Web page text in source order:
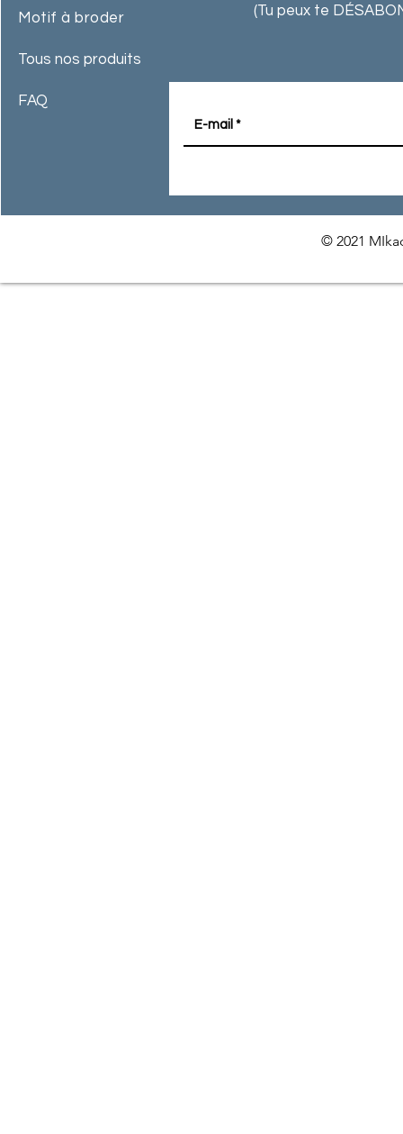
Motif à broder
Tous nos produits
FAQ
(Tu peux te
© 2021